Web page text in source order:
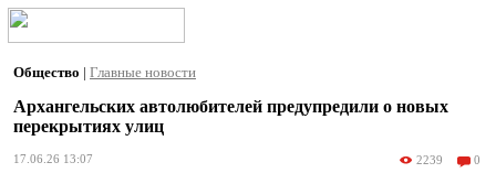
Общество | Главные новости
Архангельских автолюбителей предупредили о новых
перекрытиях улиц
17.06.26 13:07 2239 0